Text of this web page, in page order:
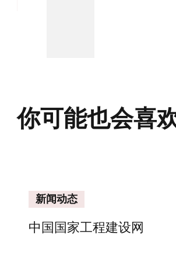
你可能也会喜
新闻动态
中国国家工程建设网